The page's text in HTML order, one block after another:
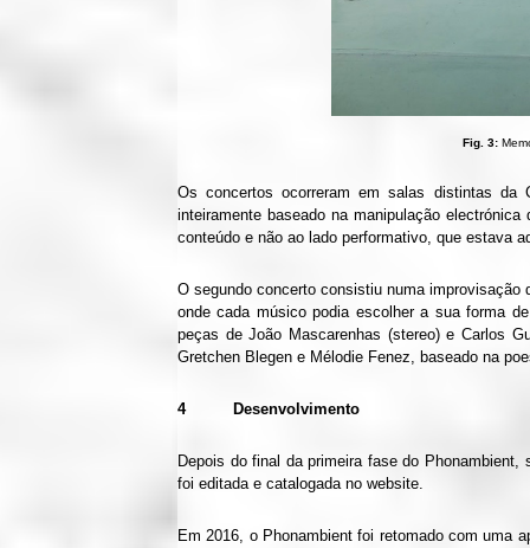
Fig. 3:
Os concertos ocorreram em salas distintas da
inteiramente baseado na manipulação
conteúdo e não ao lado performativo, que estava
O segundo concerto consistiu numa
onde cada músico podia escolher a sua forma
peças de João Mascarenhas (stereo) e Carlos
Gretchen Blegen e Mélodie Fenez, baseado na
4 Desenvolvimento
Depois do final da primeira fase do
foi editada e catalogada no website.
Em 2016, o Phonambient foi retomado com uma